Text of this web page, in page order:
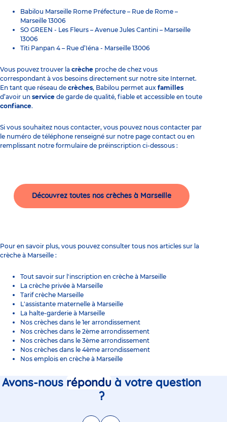
Babilou Marseille Rome Préfecture – Rue de Rome –
Marseille 13006
SO GREEN - Les Fleurs – Avenue Jules Cantini – Marseille
13006
Titi Panpan 4 – Rue d’Iéna - Marseille 13006
Vous pouvez trouver la crèche proche de chez vous
correspondant à vos besoins directement sur notre site Internet.
En tant que réseau de crèches, Babilou permet aux familles
d’avoir un service de garde de qualité, fiable et accessible en toute
confiance.
Si vous souhaitez nous contacter, vous pouvez nous contacter par
le numéro de téléphone renseigné sur notre page contact ou en
remplissant notre formulaire de préinscription ci-dessous :
Découvrez toutes nos crèches à Marseille
Pour en savoir plus, vous pouvez consulter tous nos articles sur la
crèche à Marseille :
Tout savoir sur l'inscription en crèche à Marseille
La crèche privée à Marseille
Tarif crèche Marseille
L'assistante maternelle à Marseille
La halte-garderie à Marseille
Nos crèches dans le 1er arrondissement
Nos crèches dans le 2ème arrondissement
Nos crèches dans le 3ème arrondissement
Nos crèches dans le 4ème arrondissement
Nos emplois en crèche à Marseille
Avons-nous réponduà votre question
?